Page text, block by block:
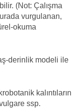
(Not: Çalışma
vurgulanan,
okuma
derinlik modeli ile
kalıntıların
ssp.